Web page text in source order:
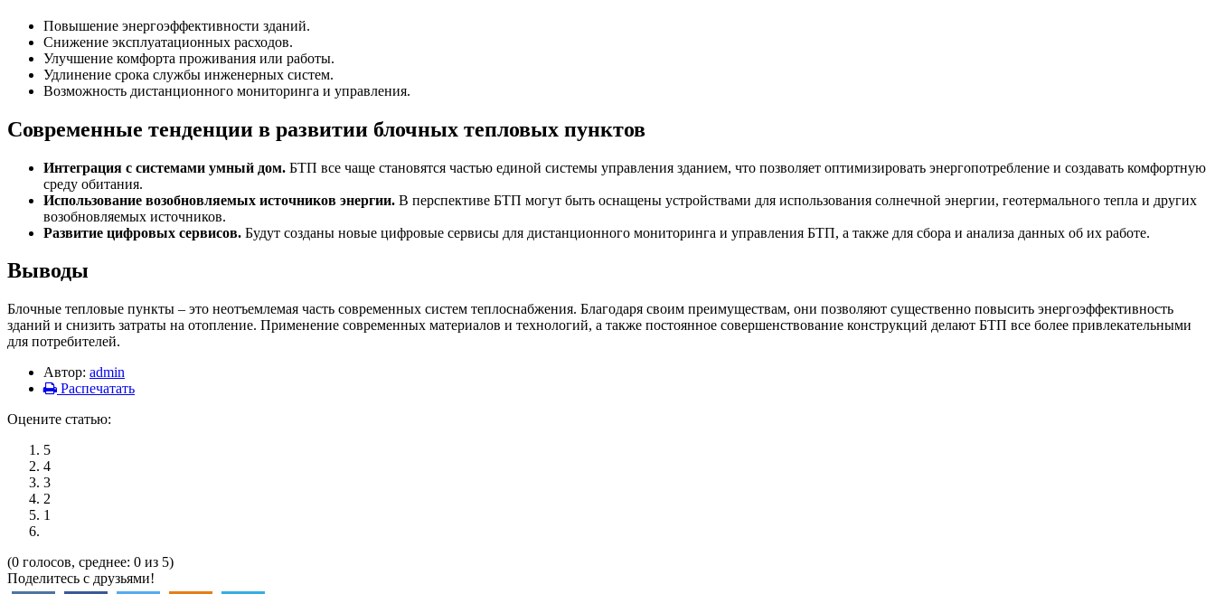
Повышение энергоэффективности зданий.
Снижение эксплуатационных расходов.
Улучшение комфорта проживания или работы.
Удлинение срока службы инженерных систем.
Возможность дистанционного мониторинга и управления.
Современные тенденции в развитии блочных тепловых пунктов
Интеграция с системами умный дом. БТП все чаще становятся частью единой системы управления зданием, что позволяет оптимизировать энергопотребление и создавать комфортную
среду обитания.
Использование возобновляемых источников энергии. В перспективе БТП могут быть оснащены устройствами для использования солнечной энергии, геотермального тепла и других
возобновляемых источников.
Развитие цифровых сервисов. Будут созданы новые цифровые сервисы для дистанционного мониторинга и управления БТП, а также для сбора и анализа данных об их работе.
Выводы
Блочные тепловые пункты – это неотъемлемая часть современных систем теплоснабжения. Благодаря своим преимуществам, они позволяют существенно повысить энергоэффективность
зданий и снизить затраты на отопление. Применение современных материалов и технологий, а также постоянное совершенствование конструкций делают БТП все более привлекательными
для потребителей.
Автор: admin
Распечатать
Оцените статью:
5
4
3
2
1
(0 голосов, среднее: 0 из 5)
Поделитесь с друзьями!